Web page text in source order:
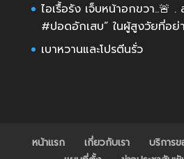
ไอเรื้อรัง เจ็บหน้าอกขวา
#ปอดอักเสบ” ในผู้สูงวัยที่อย่
เบาหวานและโปรตีนรั่ว
หน้าแรก เกี่ยวกับเรา บริการข